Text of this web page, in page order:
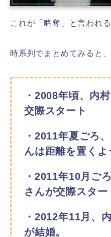
これが「略奪」と言われる
時系列でまとめてみると
・2008年頃、内
交際スタート
・2011年夏ごろ
んは距離を置くよ
・2011年10月ご
さんが交際スター
・2012年11月、
が結婚。